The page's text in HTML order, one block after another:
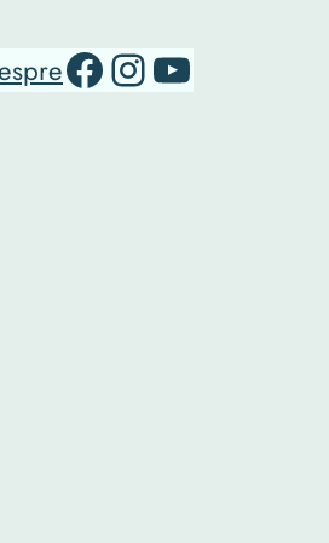
RO-mondo's Facebook page
RO-mondo's Instagram ProfileRO-mondo's Youtube channel